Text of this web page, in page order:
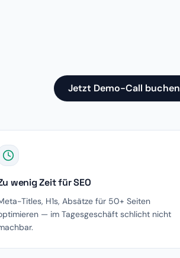
Jetzt Demo-Call buchen
wenig Zeit für SEO
Titles, H1s, Absätze für 50+ Seiten
— im Tagesgeschäft schlicht nicht